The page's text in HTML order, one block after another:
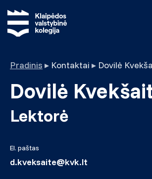
Pradinis ▸ Kontaktai ▸ Dovilė
Dovilė
Lektorė
El. paštas
d.kveksaite@kvk.lt